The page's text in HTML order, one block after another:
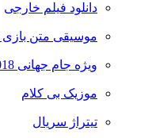
دانلود فیلم خارجی
موسیقی متن بازی و فیلم
ویژه جام جهانی 2018 روسیه
موزیک بی کلام
تیتراژ سریال